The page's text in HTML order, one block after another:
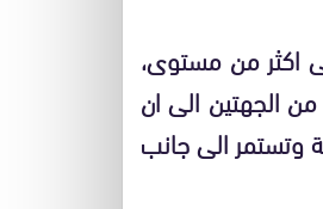
اكثر من مستوى،
الجهتين الى ان
وتستمر الى جانب